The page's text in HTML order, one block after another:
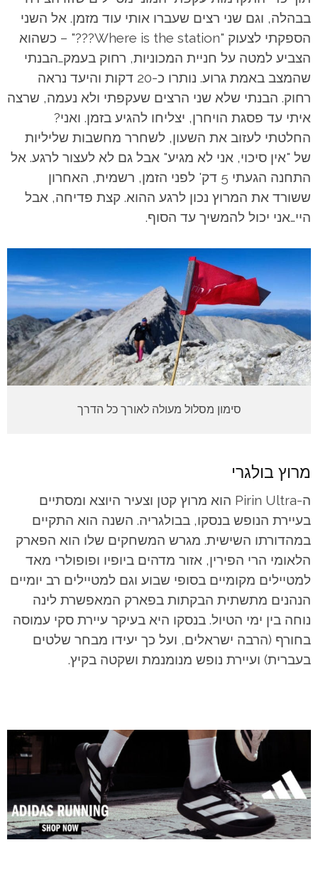
בבהלה, וגם שני רצים שעברו אותי עוד מזמן. אל השני
הספקתי לצעוק "Where is the station???" – כשהוא
הצביע למטה על חניית המכוניות, רחוק בעמק…הבנתי
שהמצב באמת גרוע. נותרו כ-20 דקות והיעד נראה
רחוק. הבנתי שלא שני הרצים שעקפתי ולא נעמה, שרצה
איתי עד פסגת הויחרן, יצליחו להגיע בזמן. ואני?
החלטתי לעזוב את השעון, לשחרר מחשבות שליליות
של "אין סיכוי, אני לא מגיע" אבל גם לא לעצור לרגע. אל
התחנה הגעתי 5 דק' לפני הזמן, רשמית, האחרון
ששורד את המרוץ נכון לרגע ההוא. קצת פדיחה, אבל
היי…אני יכול להמשיך עד הסוף.
סימון מסלול מעולה לאורך כל הדרך
מרוץ בולגרי
ה-Pirin Ultra הוא מרוץ קטן וצעיר היוצא ומסתיים
בעיירת הנופש בנסקו, בבולגריה. השנה הוא התקיים
במהדורתו השישית. מגרש המשחקים שלו הוא הפארק
הלאומי הרי הפירין, אזור מדהים ביופיו ופופולרי מאד
למטיילים מקומיים בסופי שבוע וגם למטיילים רב יומיים
הנהנים מתשתית הבקתות בפארק המאפשרת לינה
נוחה בין ימי הטיול. בנסקו היא בעיקר עיירת סקי עמוסה
בחורף (הרבה ישראלים, ועל כך יעידו מבחר שלטים
בעברית) ועיירת נופש מנומנמת ושקטה בקיץ.